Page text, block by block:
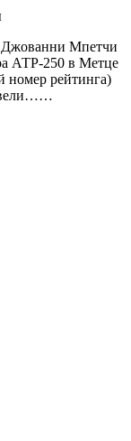
Джованни Мпетчи
АТР-250 в Метце
номер рейтинга)